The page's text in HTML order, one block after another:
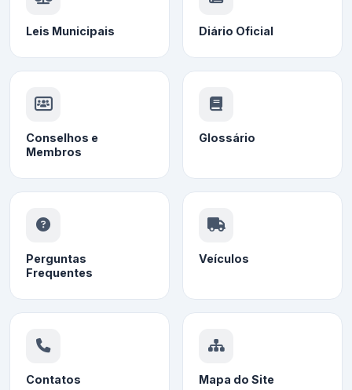
Leis Municipais Diário Oficial
Conselhos e
Membros
Glossário
Perguntas
Frequentes
Veículos
Contatos Mapa do Site